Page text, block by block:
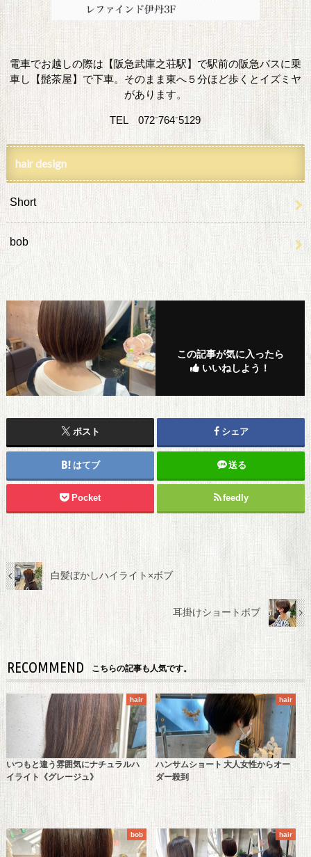
電車でお越しの際は【阪急武庫之荘駅】で駅前の阪急バスに乗
車し【髭茶屋】で下車。そのまま東へ５分ほど歩くとイズミヤ
があります。
TEL 072⁻764⁻5129
hair design
Short
bob
この記事が気に入ったら
いいねしよう！
ポスト シェア
はてブ 送る
Pocket feedly
白髪ぼかしハイライト×ボブ
耳掛けショートボブ
RECOMMEND こちらの記事も人気です。
hair
いつもと違う雰囲気にナチュラルハ
イライト《グレージュ》
hair
ハンサムショート 大人女性からオー
ダー殺到
bob hair